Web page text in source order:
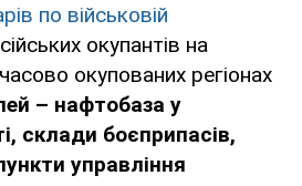
по військовій
окупантів на
окупованих регіонах
– нафтобаза у
склади боєприпасів,
управління